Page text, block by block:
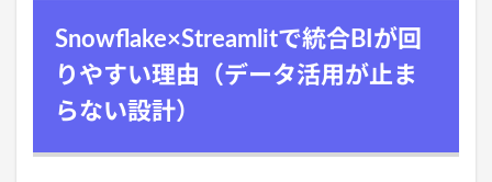
Snowflake×Streamlitで統合BIが回
りやすい理由（データ活用が止ま
らない設計）